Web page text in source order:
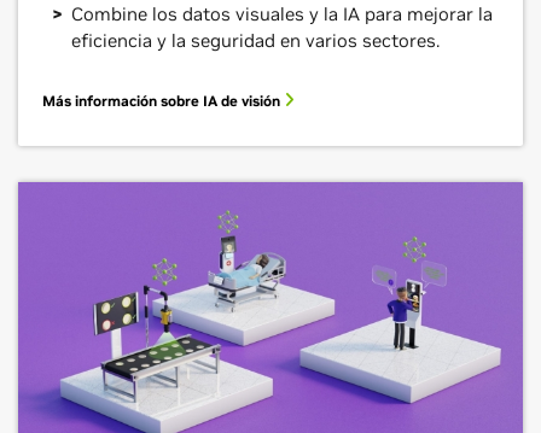
Combine los datos visuales y la IA para mejorar la
eficiencia y la seguridad en varios sectores.
Más información sobre IA de visión